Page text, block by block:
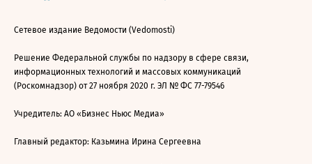
Сетевое издание Ведомости (Vedomosti)
Решение Федеральной службы по надзору в сфере связи,
информационных технологий и массовых коммуникаций
(Роскомнадзор) от 27 ноября 2020 г. ЭЛ № ФС 77-79546
Учредитель: АО «Бизнес Ньюс Медиа»
Главный редактор: Казьмина Ирина Сергеевна